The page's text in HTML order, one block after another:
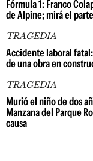
Fórmula 1: Franco
de Alpine; mirá el
TRAGEDIA
Accidente laboral
de una obra en
TRAGEDIA
Murió el niño de dos
Manzana del Parque
causa